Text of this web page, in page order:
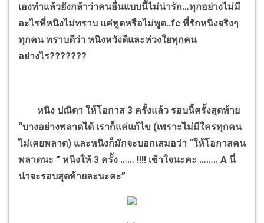
เองทำแล้วยังกล้าว่าคนอื่นแบบนี้ไม่น่ารัก…ทุกอย่างไม่มี
อะไรที่หนิงไม่ทราบ แค่พูดหรือไม่พูด..fc ที่รักหนิงจริงๆ
ทุกคน ทราบดีว่า หนิงหวังดีและห่วงใยทุกคน
อย่างไร???????
หนิง ปณิตา ให้โอกาส 3 ครั้งแล้ว รอบนี้ครั้งสุดท้าย
“บางอย่างพลาดได้ เราก็แค่แก้ไข (เพราะไม่มีใครทุกคน
ไม่เคยพลาด) และหนิงก็มักจะบอกเสมอว่า “ให้โอกาสคน
พลาดนะ ” หนิงให้ 3 ครั้ง …… !!!! เข้าใจนะคะ …….. A นี่
น่าจะรอบสุดท้ายละนะคะ”